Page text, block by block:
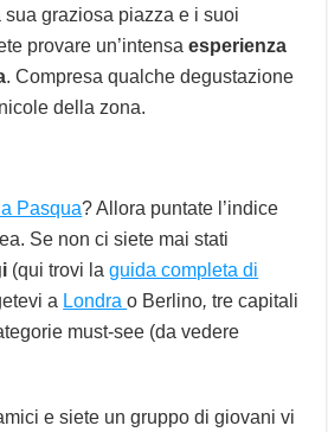
sua graziosa piazza e i suoi
provare un’intensaesperienza
. Compresa qualche degustazione
della zona.
Pasqua? Allora puntate l’indice
Se non ci siete mai stati
(qui trovi laguida completa di
a Londrao Berlino, tre capitali
must-see (da vedere
e siete un gruppo di giovani vi